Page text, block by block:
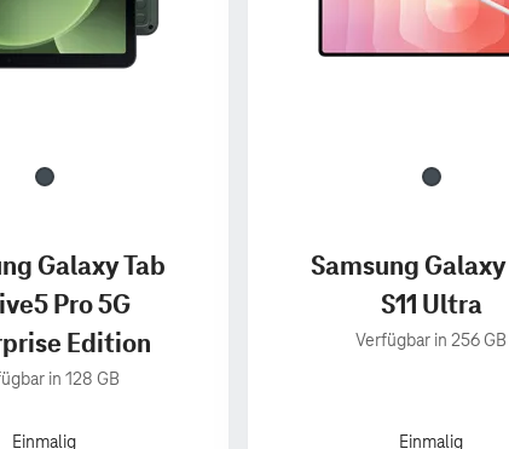
Galaxy Tab
Pro 5G
Edition
in 128 GB
Einmalig
Samsung Galaxy
S11 Ultra
Verfügbar in 256 GB
Einmalig